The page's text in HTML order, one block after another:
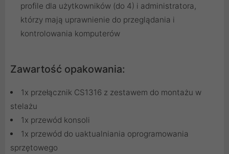
profile dla użytkowników (do 4) i administratora,
którzy mają uprawnienie do przeglądania i
kontrolowania komputerów
Zawartość opakowania:
1x przełącznik CS1316 z zestawem do montażu w
stelażu
1x przewód konsoli
1x przewód do uaktualniania oprogramowania
sprzętowego